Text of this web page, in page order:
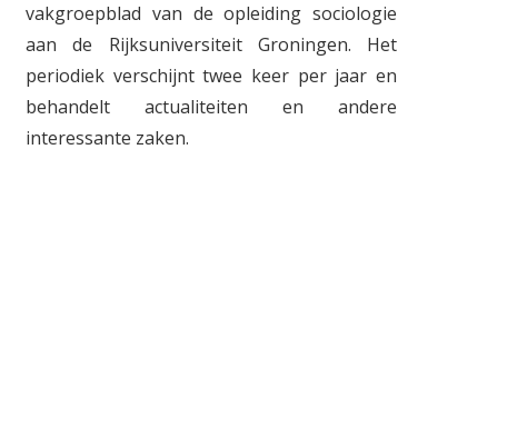
vakgroepblad van de opleiding sociologie
aan de Rijksuniversiteit Groningen. Het
periodiek verschijnt twee keer per jaar en
behandelt actualiteiten en andere
interessante zaken.